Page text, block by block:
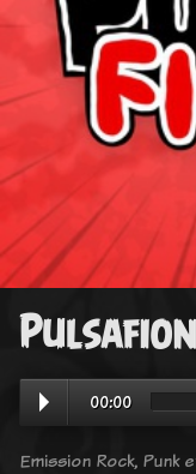
00:00
Emission Rock,